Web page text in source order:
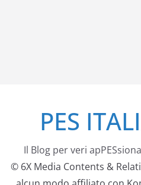
contenutoPES
Il Blog per veri
© 6X Media Contents &